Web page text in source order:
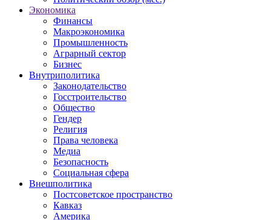
Экономика
Финансы
Макроэкономика
Промышленность
Аграрный сектор
Бизнес
Внутриполитика
Законодательство
Госстроительство
Общество
Гендер
Религия
Права человека
Медиа
Безопасность
Социальная сфера
Внешполитика
Постсоветское пространство
Кавказ
Америка